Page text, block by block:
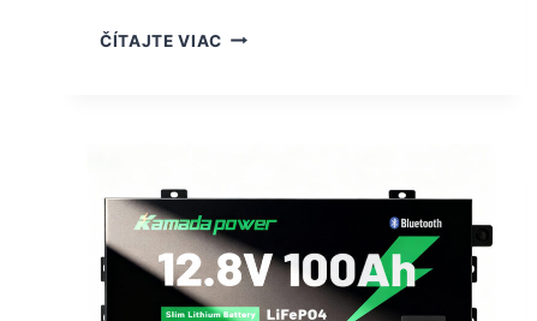
ČÍTAJTE VIAC